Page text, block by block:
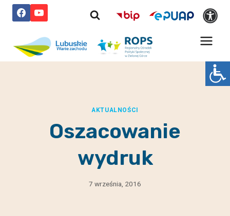
Przejdź
AKTUALNOŚCI
Oszacowanie
wydruk
7 września, 2016